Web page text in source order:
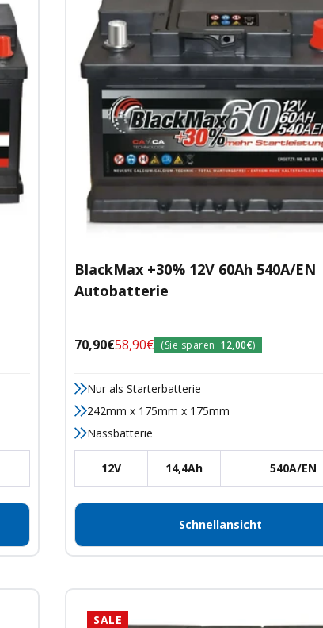
BlackMax +30% 12V 60Ah 540A/EN
Autobatterie
Angebotspreis
58,90€
Regulärer
70,90€ (Sie sparen 12,00€)
Nur als Starterbatterie
242mm x 175mm x 175mm
Nassbatterie
12V 14,4Ah 540A/EN
Schnellansicht
SALE